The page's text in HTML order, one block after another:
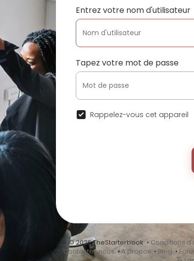
Entrez votre nom d'utilisateur
Tapez votre mot de passe
Rappelez-vous cet appareil
© 2026 TheStarterbook • Conditions
•Contactez nous•A propos•Blog •